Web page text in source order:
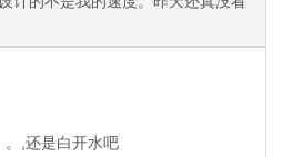
,还是白开水吧